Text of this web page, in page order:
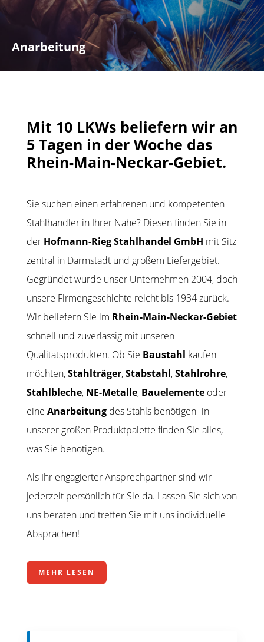
Anarbeitung
Mit 10 LKWs beliefern wir an
5 Tagen in der Woche das
Rhein-Main-Neckar-Gebiet.
Sie suchen einen erfahrenen und kompetenten
Stahlhändler in Ihrer Nähe? Diesen finden Sie in
der Hofmann-Rieg Stahlhandel GmbH mit Sitz
zentral in Darmstadt und großem Liefergebiet.
Gegründet wurde unser Unternehmen 2004, doch
unsere Firmengeschichte reicht bis 1934 zurück.
Wir beliefern Sie im Rhein-Main-Neckar-Gebiet
schnell und zuverlässig mit unseren
Qualitätsprodukten. Ob Sie Baustahl kaufen
möchten,Stahlträger,Stabstahl,Stahlrohre,
Stahlbleche, NE-Metalle, Bauelementeoder
eine Anarbeitungdes Stahls benötigen- in
unserergroßen Produktpalette finden Sie alles,
was Sie benötigen.
Als Ihr engagierter Ansprechpartner sind wir
jederzeit persönlich für Sie da. Lassen Sie sich von
uns beraten und treffen Sie mit uns individuelle
Absprachen!
MEHR LESEN